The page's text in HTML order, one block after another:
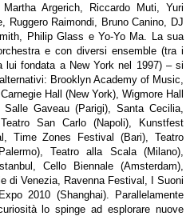
Argerich, Riccardo Muti, Yuri
Ruggero Raimondi, Bruno Canino, DJ
Philip Glass e Yo-Yo Ma. La sua
e con diversi ensemble (tra i
lui fondata a New York nel 1997) – si
Brooklyn Academy of Music,
Hall (New York), Wigmore Hall
Gaveau (Parigi), Santa Cecilia,
San Carlo (Napoli), Kunstfest
Time Zones Festival (Bari), Teatro
Teatro alla Scala (Milano),
Cello Biennale (Amsterdam),
di Venezia, Ravenna Festival, I Suoni
2010 (Shanghai). Parallelamente
lo spinge ad esplorare nuove